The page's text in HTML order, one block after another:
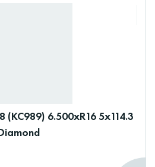
(КС989) 6.500xR16 5x114.3